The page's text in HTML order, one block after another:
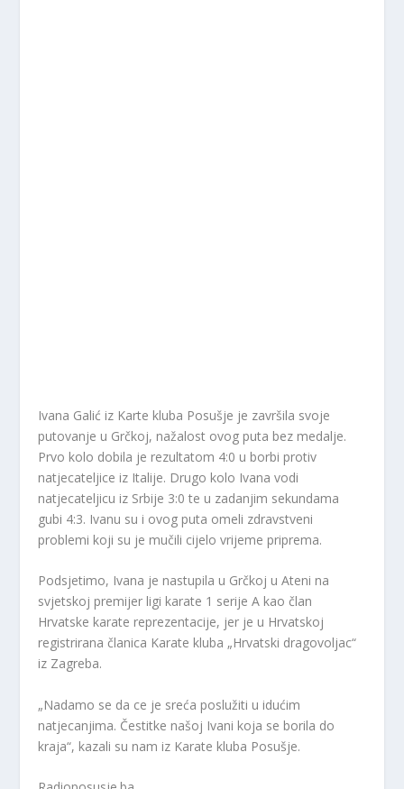
Ivana Galić iz Karte kluba Posušje je završila svoje
putovanje u Grčkoj, nažalost ovog puta bez medalje.
Prvo kolo dobila je rezultatom 4:0 u borbi protiv
natjecateljice iz Italije. Drugo kolo Ivana vodi
natjecateljicu iz Srbije 3:0 te u zadanjim sekundama
gubi 4:3. Ivanu su i ovog puta omeli zdravstveni
problemi koji su je mučili cijelo vrijeme priprema.
Podsjetimo, Ivana je nastupila u Grčkoj u Ateni na
svjetskoj premijer ligi karate 1 serije A kao član
Hrvatske karate reprezentacije, jer je u Hrvatskoj
registrirana članica Karate kluba „Hrvatski dragovoljac“
iz Zagreba.
„Nadamo se da ce je sreća poslužiti u idućim
natjecanjima. Čestitke našoj Ivani koja se borila do
kraja“, kazali su nam iz Karate kluba Posušje.